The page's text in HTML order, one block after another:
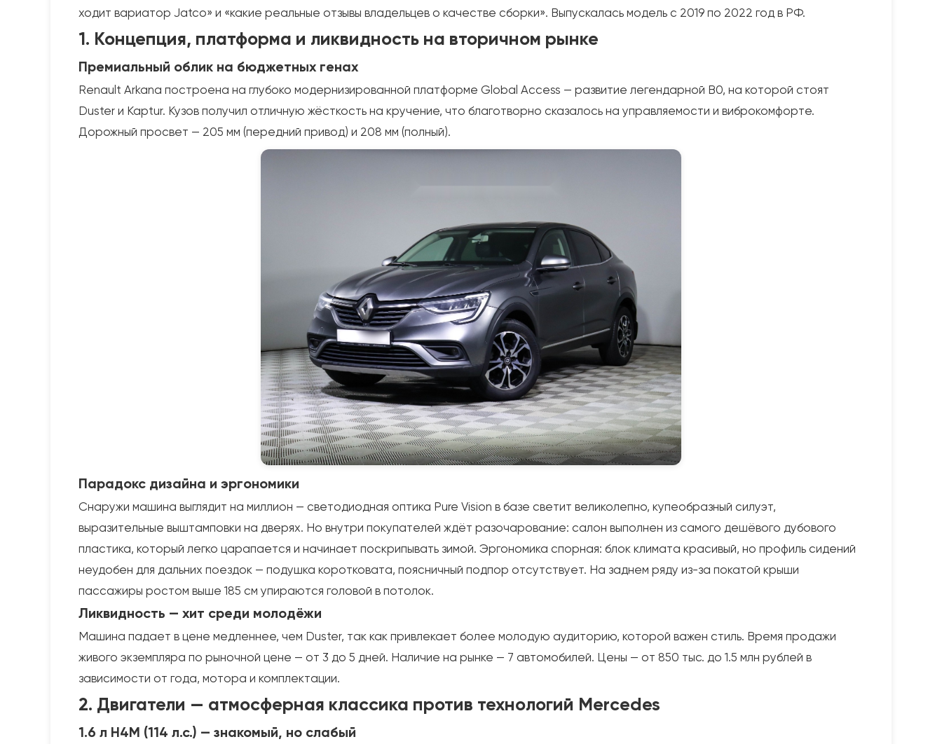
ходит вариатор Jatco» и «какие реальные отзывы владельцев о качестве сборки». Выпускалась модель с 2019 по 2022 год в РФ.
1. Концепция, платформа и ликвидность на вторичном рынке
Премиальный облик на бюджетных генах
Renault Arkana построена на глубоко модернизированной платформе Global Access — развитие легендарной B0, на которой стоят
Duster и Kaptur. Кузов получил отличную жёсткость на кручение, что благотворно сказалось на управляемости и виброкомфорте.
Дорожный просвет — 205 мм (передний привод) и 208 мм (полный).
Парадокс дизайна и эргономики
Снаружи машина выглядит на миллион — светодиодная оптика Pure Vision в базе светит великолепно, купеобразный силуэт,
выразительные выштамповки на дверях. Но внутри покупателей ждёт разочарование: салон выполнен из самого дешёвого дубового
пластика, который легко царапается и начинает поскрипывать зимой. Эргономика спорная: блок климата красивый, но профиль сидений
неудобен для дальних поездок — подушка коротковата, поясничный подпор отсутствует. На заднем ряду из-за покатой крыши
пассажиры ростом выше 185 см упираются головой в потолок.
Ликвидность — хит среди молодёжи
Машина падает в цене медленнее, чем Duster, так как привлекает более молодую аудиторию, которой важен стиль. Время продажи
живого экземпляра по рыночной цене — от 3 до 5 дней. Наличие на рынке — 7 автомобилей. Цены — от 850 тыс. до 1.5 млн рублей в
зависимости от года, мотора и комплектации.
2. Двигатели — атмосферная классика против технологий Mercedes
1.6 л H4M (114 л.с.) — знакомый, но слабый